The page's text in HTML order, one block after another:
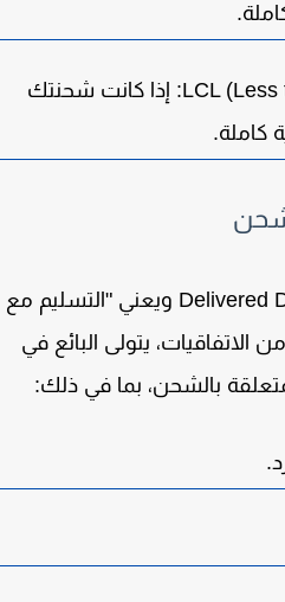
LCL: إذا كانت شحنتك
ويعني "التسليم مع
يتولى البائع في
بالشحن، بما في ذلك: